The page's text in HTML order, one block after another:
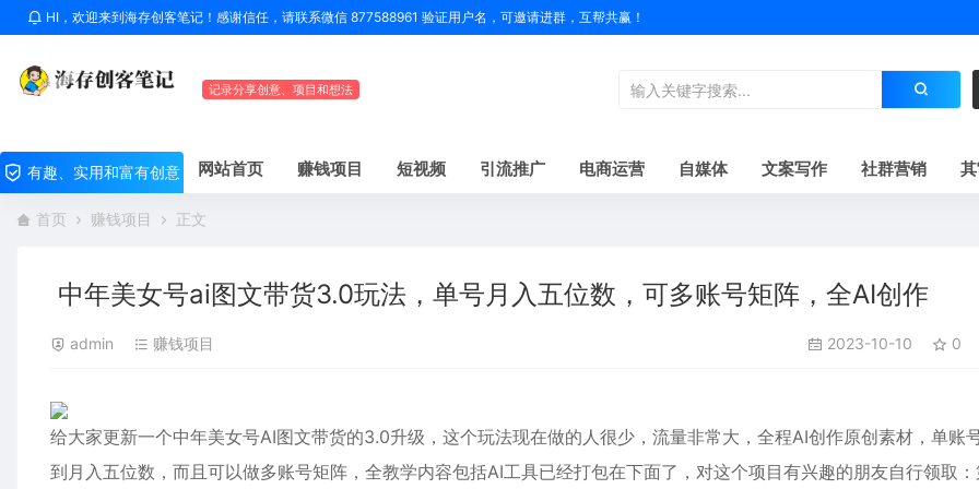
HI，欢迎来到海存创客笔记！感谢信任，请联系微信 877588961 验证用户名，可邀请进群，互帮共赢！
记录分享创意、项目和想法
有趣、实用和富有创意 网站首页 赚钱项目 短视频 引流推广 电商运营 自媒体 文案写作 社群营销
首页 赚钱项目 正文
中年美女号ai图文带货3.0玩法，单号月入五位数，可多账号矩阵，全AI创作
admin 赚钱项目 2023-10-10 0
给大家更新一个中年美女号AI图文带货的3.0升级，这个玩法现在做的人很少，流量非常大，全程AI创作原创素材，单账
到月入五位数，而且可以做多账号矩阵，全教学内容包括AI工具已经打包在下面了，对这个项目有兴趣的朋友自行领取